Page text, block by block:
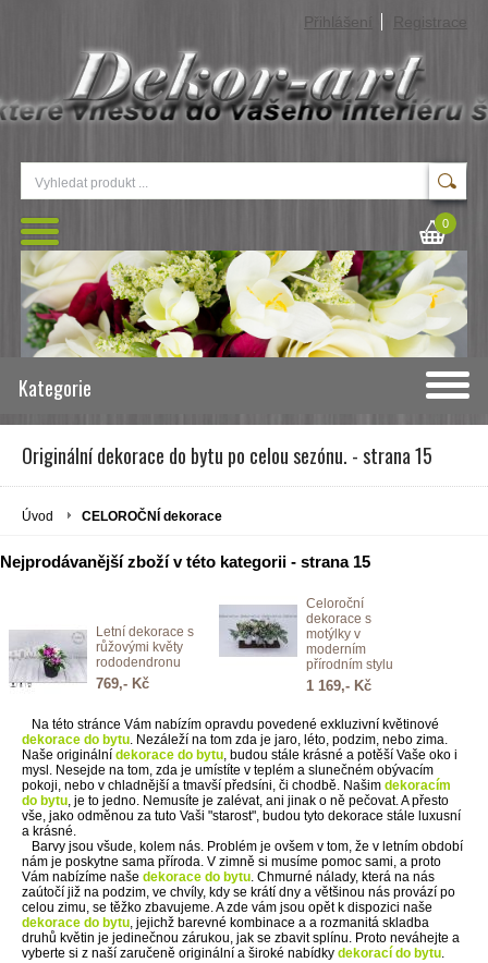
Přihlášení Registrace
0
Kategorie
Originální dekorace do bytu po celou sezónu. - strana 15
Úvod CELOROČNÍ dekorace
Nejprodávanější zboží v této kategorii - strana 15
Letní dekorace s
růžovými květy
rododendronu
769,- Kč
Celoroční
dekorace s
motýlky v
moderním
přírodním stylu
1 169,- Kč
Na této stránce Vám nabízím opravdu povedené exkluzivní květinové
dekorace do bytu. Nezáleží na tom zda je jaro, léto, podzim, nebo zima.
Naše originální dekorace do bytu, budou stále krásné a potěší Vaše oko i
mysl. Nesejde na tom, zda je umístíte v teplém a slunečném obývacím
pokoji, nebo v chladnější a tmavší předsíni, či chodbě. Našim dekoracím
do bytu, je to jedno. Nemusíte je zalévat, ani jinak o ně pečovat. A přesto
vše, jako odměnou za tuto Vaši "starost", budou tyto dekorace stále luxusní
a krásné.
Barvy jsou všude, kolem nás. Problém je ovšem v tom, že v letním období
nám je poskytne sama příroda. V zimně si musíme pomoc sami, a proto
Vám nabízíme naše dekorace do bytu. Chmurné nálady, která na nás
zaútočí již na podzim, ve chvíly, kdy se krátí dny a většinou nás provází po
celou zimu, se těžko zbavujeme. A zde vám jsou opět k dispozici naše
dekorace do bytu, jejichž barevné kombinace a a rozmanitá skladba
druhů květin je jedinečnou zárukou, jak se zbavit splínu. Proto neváhejte a
vyberte si z naší zaručeně originální a široké nabídky dekorací do bytu.